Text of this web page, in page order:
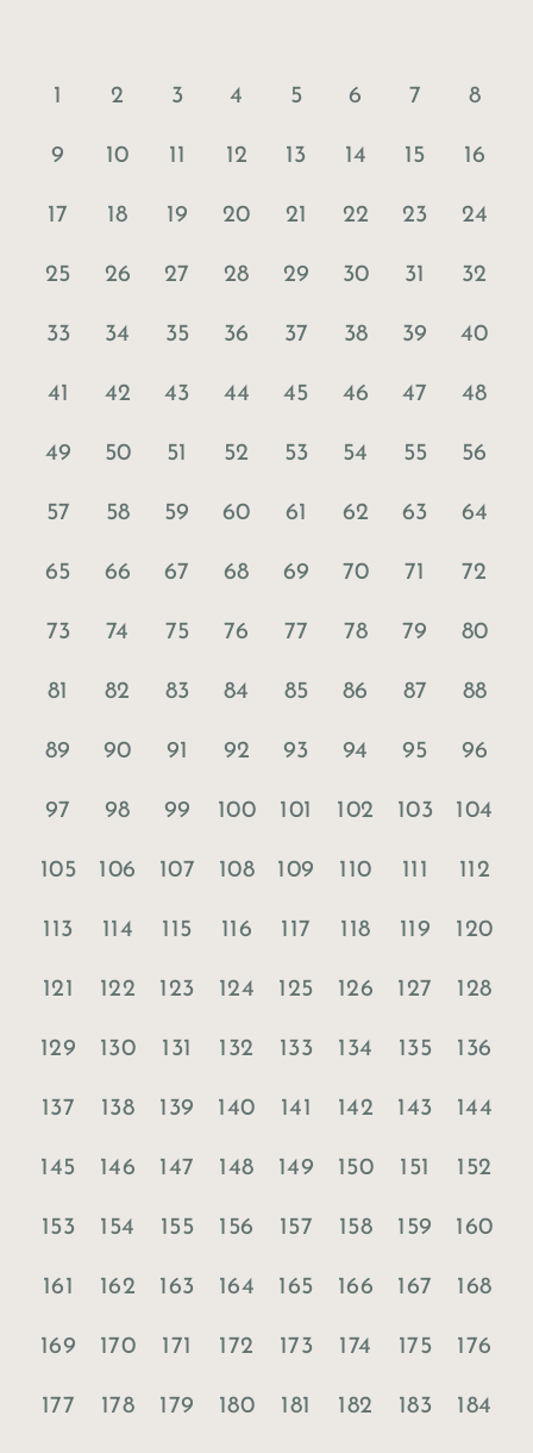
1 2 3 4 5 6 7 8
9 10 11 12 13 14 15 16
17 18 19 20 21 22 23 24
25 26 27 28 29 30 31 32
33 34 35 36 37 38 39 40
41 42 43 44 45 46 47 48
49 50 51 52 53 54 55 56
57 58 59 60 61 62 63 64
65 66 67 68 69 70 71 72
73 74 75 76 77 78 79 80
81 82 83 84 85 86 87 88
89 90 91 92 93 94 95 96
97 98 99 100 101 102 103 104
105 106 107 108 109 110 111 112
113 114 115 116 117 118 119 120
121 122 123 124 125 126 127 128
129 130 131 132 133 134 135 136
137 138 139 140 141 142 143 144
145 146 147 148 149 150 151 152
153 154 155 156 157 158 159 160
161 162 163 164 165 166 167 168
169 170 171 172 173 174 175 176
177 178 179 180 181 182 183 184